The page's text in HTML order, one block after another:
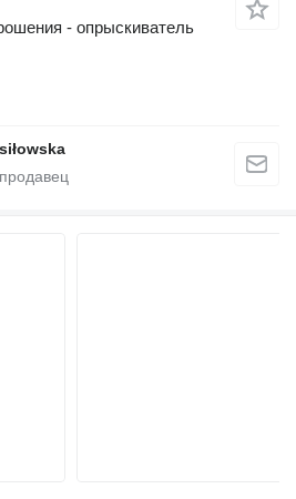
- опрыскиватель